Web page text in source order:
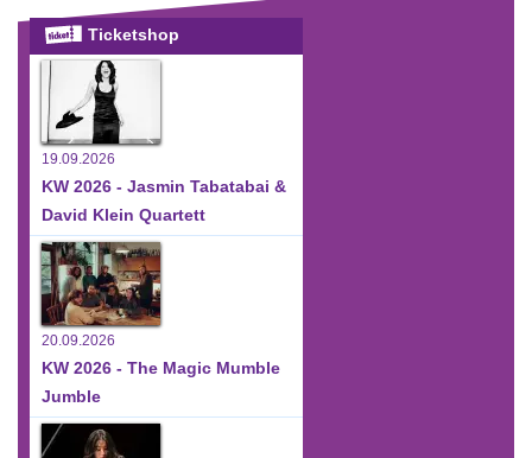
Ticketshop
19.09.2026
KW 2026 - Jasmin Tabatabai &
David Klein Quartett
20.09.2026
KW 2026 - The Magic Mumble
Jumble